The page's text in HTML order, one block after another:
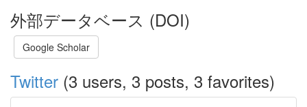
外部データベース (DOI)
Google Scholar
Twitter (3 users, 3 posts, 3 favorites)